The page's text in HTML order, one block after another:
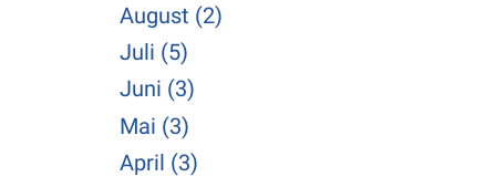
August (2)
Juli (5)
Juni (3)
Mai (3)
April (3)